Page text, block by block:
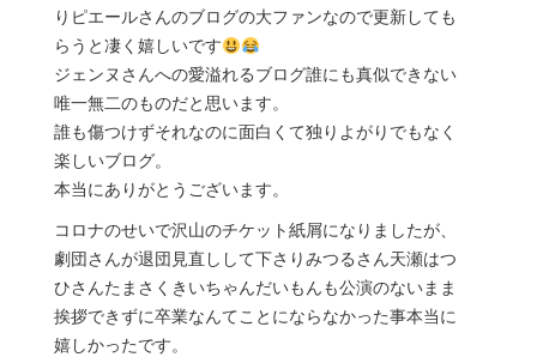
りピエールさんのブログの大ファンなので更新しても
らうと凄く嬉しいです
ジェンヌさんへの愛溢れるブログ誰にも真似できない
唯一無二のものだと思います。
誰も傷つけずそれなのに面白くて独りよがりでもなく
楽しいブログ。
本当にありがとうございます。
コロナのせいで沢山のチケット紙屑になりましたが、
劇団さんが退団見直しして下さりみつるさん天瀬はつ
ひさんたまさくきいちゃんだいもんも公演のないまま
挨拶できずに卒業なんてことにならなかった事本当に
嬉しかったです。